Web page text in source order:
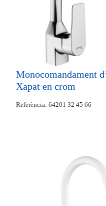
Monocomandament
Xapat en crom
Referència: 64201 32 45 66